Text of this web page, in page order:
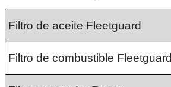
Filtro de aceite Fleetguard
Filtro de combustible Fleetguard